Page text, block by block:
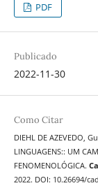
PDF
Publicado
2022-11-30
Como Citar
DIEHL DE AZEVEDO,
LINGUAGENS:: UM
FENOMENOLÓGICA.
2022. DOI: 10.26694/